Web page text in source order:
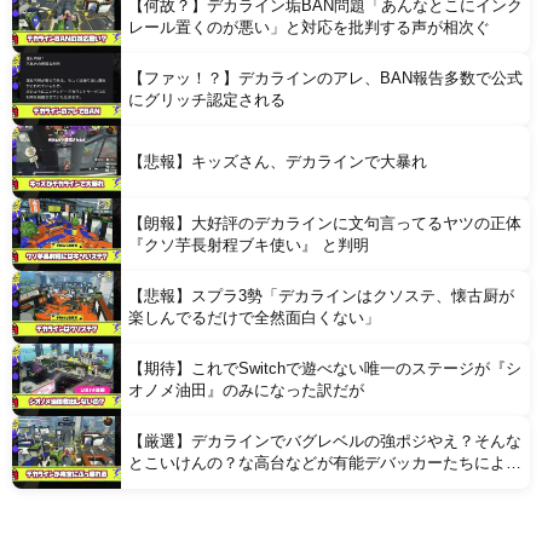
【何故？】デカライン垢BAN問題「あんなとこにインク
レール置くのが悪い」と対応を批判する声が相次ぐ
【ファッ！？】デカラインのアレ、BAN報告多数で公式
にグリッチ認定される
【悲報】キッズさん、デカラインで大暴れ
【朗報】大好評のデカラインに文句言ってるヤツの正体
『クソ芋長射程ブキ使い』 と判明
【悲報】スプラ3勢「デカラインはクソステ、懐古厨が
楽しんでるだけで全然面白くない」
【期待】これでSwitchで遊べない唯一のステージが『シ
オノメ油田』のみになった訳だが
【厳選】デカラインでバグレベルの強ポジやえ？そんな
とこいけんの？な高台などが有能デバッカーたちにより